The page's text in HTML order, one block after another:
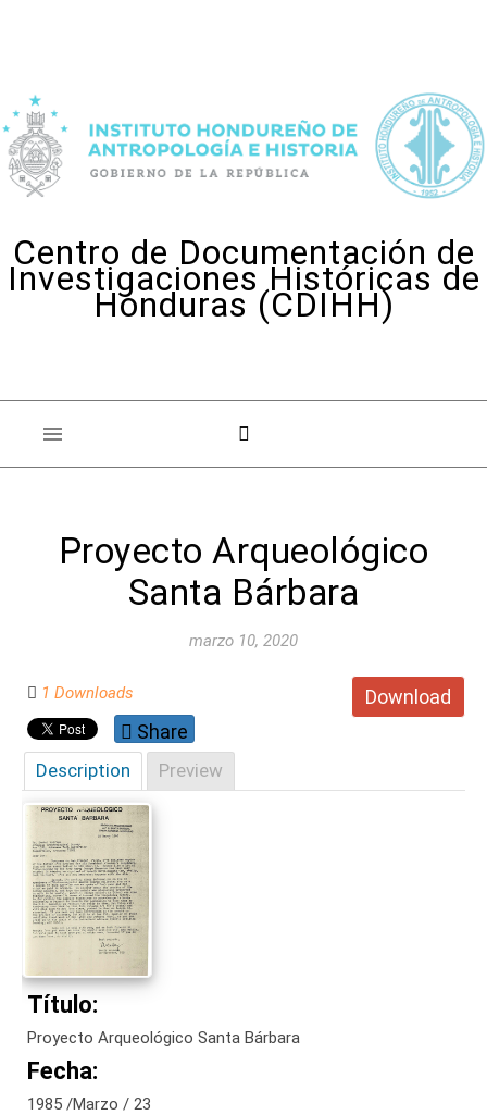
Centro de Documentación de
Investigaciones Históricas de
Honduras (CDIHH)
Proyecto Arqueológico
Santa Bárbara
marzo 10, 2020
Download
1 Downloads
Share
Description Preview
Título:
Proyecto Arqueológico Santa Bárbara
Fecha:
1985 /Marzo / 23